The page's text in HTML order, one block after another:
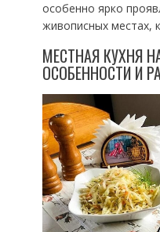
особенно ярко
живописных местах,
МЕСТНАЯ КУХНЯ
ОСОБЕННОСТИ И